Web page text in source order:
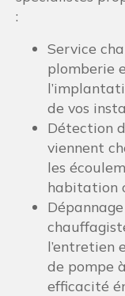
:
Service
plomberie
de vos
Détection
viennent
les
habitation
l’entretien
de pompe
efficacité